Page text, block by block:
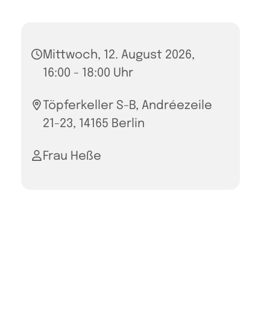
Mittwoch, 12. August 2026,
16:00 - 18:00 Uhr
Töpferkeller S-B, Andréezeile
21-23, 14165 Berlin
Frau Heße